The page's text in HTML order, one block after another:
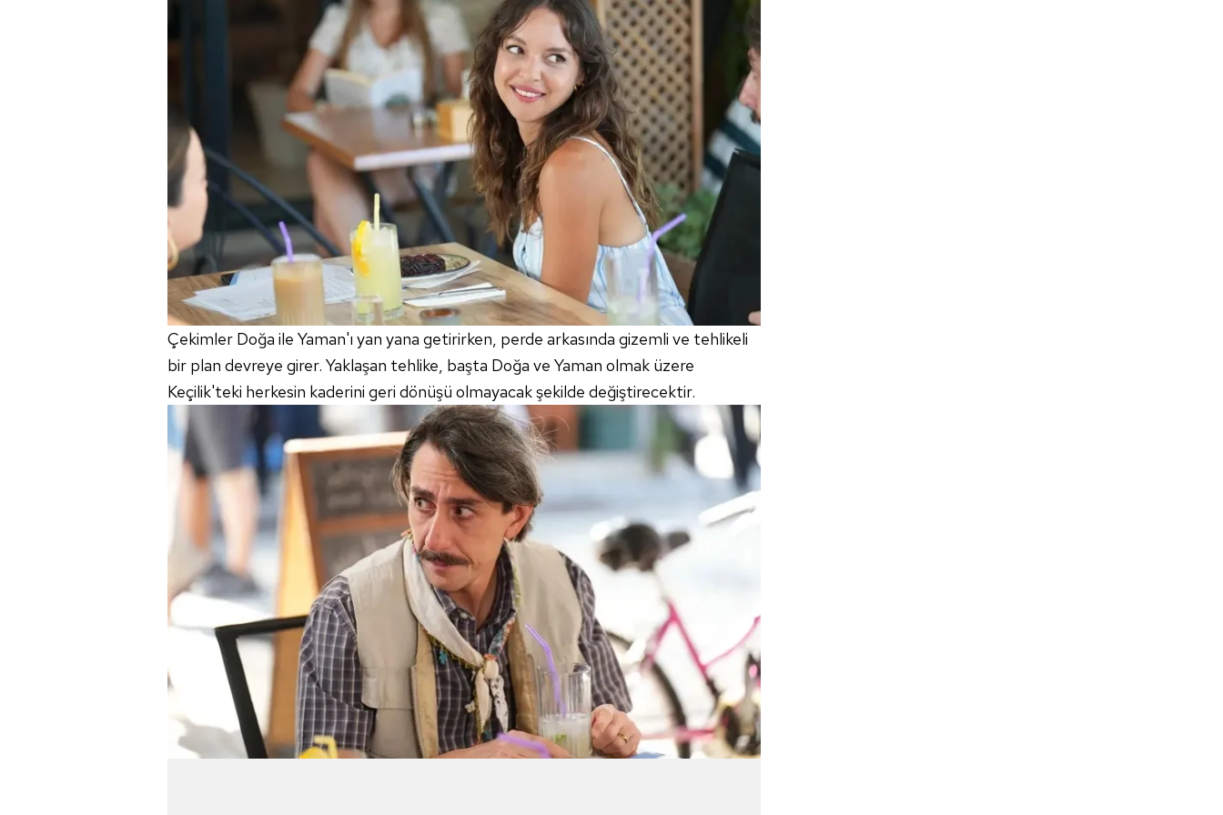
mevzuata uygun olarak kullanılan çerezlerle ilgili bilgi almak için lütfentıklayınız
Çekimler Doğa ile Yaman'ı yan yana getirirken, perde arkasında gizemli ve tehlikeli
bir plan devreye girer. Yaklaşan tehlike, başta Doğa ve Yaman olmak üzere
Keçilik'teki herkesin kaderini geri dönüşü olmayacak şekilde değiştirecektir.